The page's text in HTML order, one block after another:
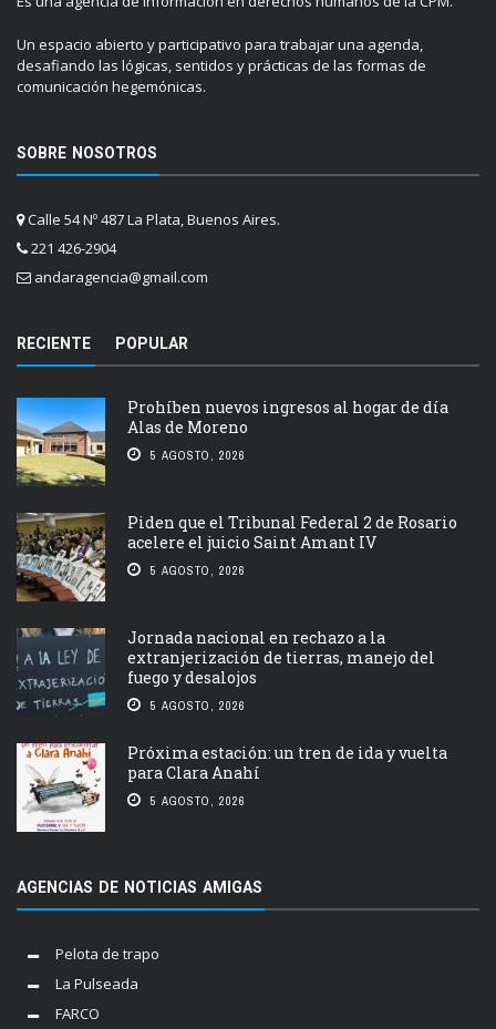
Un espacio abierto y participativo para trabajar una agenda,
desafiando las lógicas, sentidos y prácticas de las formas de
comunicación hegemónicas.
SOBRE NOSOTROS
Calle 54 Nº 487 La Plata, Buenos Aires.
221 426-2904
andaragencia@gmail.com
RECIENTE POPULAR
Prohíben nuevos ingresos al hogar de día
Alas de Moreno
5 AGOSTO, 2026
Piden que el Tribunal Federal 2 de Rosario
acelere el juicio Saint Amant IV
5 AGOSTO, 2026
Jornada nacional en rechazo a la
extranjerización de tierras, manejo del
fuego y desalojos
5 AGOSTO, 2026
Próxima estación: un tren de ida y vuelta
para Clara Anahí
5 AGOSTO, 2026
AGENCIAS DE NOTICIAS AMIGAS
Pelota de trapo
La Pulseada
FARCO